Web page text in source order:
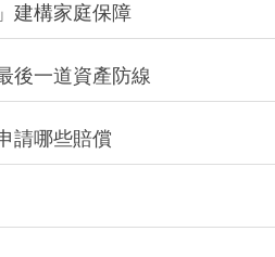
建構家庭保障
後一道資產防線
請哪些賠償